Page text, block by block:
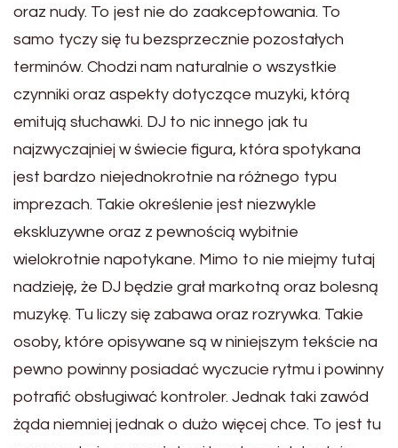
oraz nudy. To jest nie do zaakceptowania. To
samo tyczy się tu bezsprzecznie pozostałych
terminów. Chodzi nam naturalnie o wszystkie
czynniki oraz aspekty dotyczące muzyki, którą
emitują słuchawki. DJ to nic innego jak tu
najzwyczajniej w świecie figura, która spotykana
jest bardzo niejednokrotnie na różnego typu
imprezach. Takie określenie jest niezwykle
ekskluzywne oraz z pewnością wybitnie
wielokrotnie napotykane. Mimo to nie miejmy tutaj
nadzieję, że DJ będzie grał markotną oraz bolesną
muzykę. Tu liczy się zabawa oraz rozrywka. Takie
osoby, które opisywane są w niniejszym tekście na
pewno powinny posiadać wyczucie rytmu i powinny
potrafić obsługiwać kontroler. Jednak taki zawód
żąda niemniej jednak o dużo więcej chce. To jest tu